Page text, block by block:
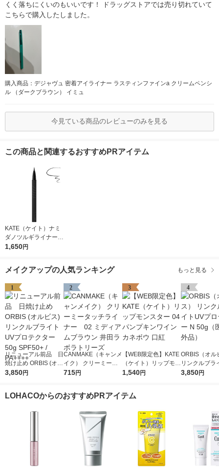
くく落ちにくいのもいいです！ ドラッグストアでは売り切れていて
こちらで購入したしました。
購入商品：デジャヴュ 密着アイライナー ラスティンファインa クリームペンシ
ル （ダークブラウン） イミュ
今見ている商品のレビューのみを見る
この商品と関連するおすすめPRアイテム
KATE（ケイト）ナミ
ダノツルギライナーＢ
Ｋー1Kanebo（カネ
1,650円
メイクアップの人気ランキング もっと見る
1
リニューアル前品 日
焼け止め ORBIS (オル
ビス) リンクルブライ
3,850円
2
CANMAKE（キャンメ
イク） クリーミータ
ッチライナー 02 ミ
715円
3
【WEB限定色】KATE
（ケイト）リップモン
スター 04 パンプキン
1,540円
4
ORBIS（オル
リンクルブラ
プロテクター
3,850円
LOHACOからのおすすめPRアイテム